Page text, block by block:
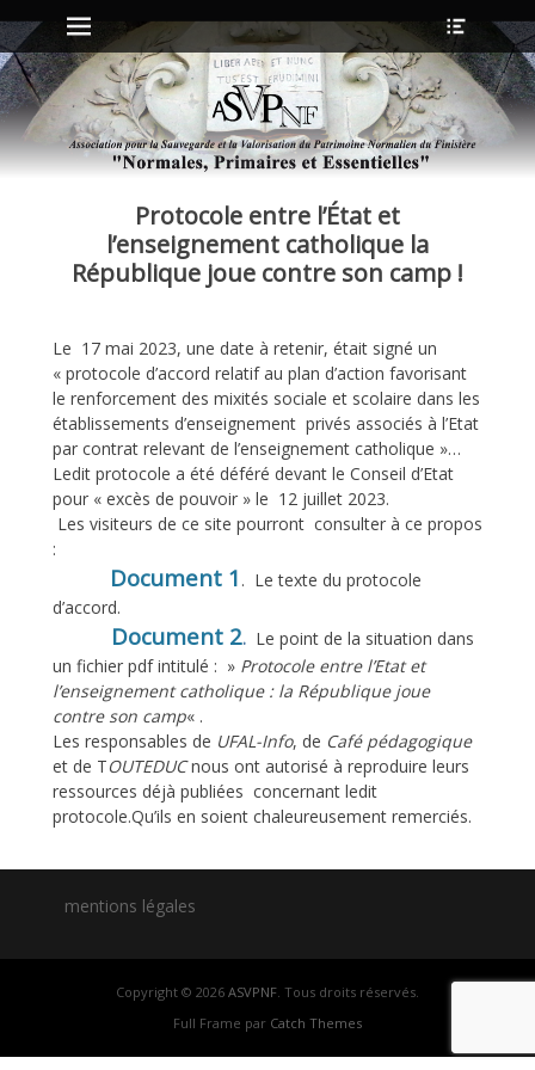
Menu principal
Aller
au
contenu
l’en-
tête
Protocole entre l’État et
l’enseignement catholique la
République joue contre son camp !
Le 17 mai 2023, une date à retenir, était signé un
« protocole d’accord relatif au plan d’action favorisant
le renforcement des mixités sociale et scolaire dans les
établissements d’enseignement privés associés à l’Etat
par contrat relevant de l’enseignement catholique »…
Ledit protocole a été déféré devant le Conseil d’Etat
pour « excès de pouvoir » le 12 juillet 2023.
Les visiteurs de ce site pourront consulter à ce propos
:
Document 1 . Le texte du protocole
d’accord.
Document 2. Le point de la situation dans
un fichier pdf intitulé : » Protocole entre l’Etat et
l’enseignement catholique : la République joue
contre son camp« .
Les responsables de UFAL-Info, de Café pédagogique
et de TOUTEDUCnous ont autorisé à reproduire leurs
ressources déjà publiées concernant ledit
protocole.Qu’ils en soient chaleureusement remerciés.
mentions légales
Copyright © 2026 ASVPNF. Tous droits réservés.
Full Frame par Catch Themes